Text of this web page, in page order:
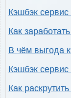
Кэшбэк
Как
В чём выгода
Кэшбэк
Как